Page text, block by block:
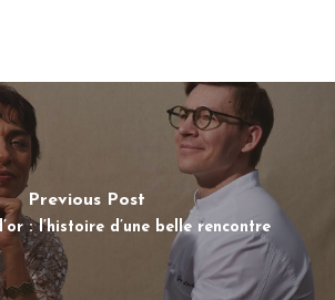
Previous Post
: l’histoire d’une belle rencontre